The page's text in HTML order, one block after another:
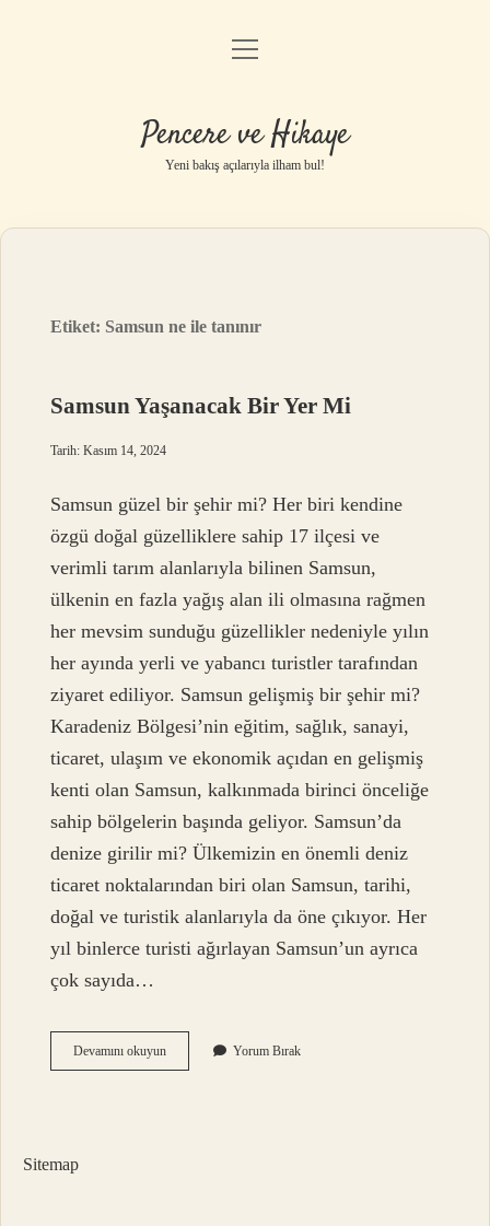
Anasayfa
Yasal Uyarı
menüyü
Pencere ve Hikaye
Yeni bakış açılarıyla ilham bul!
Etiket: Samsun ne ile tanınır
Samsun Yaşanacak Bir Yer Mi
Tarih: Kasım 14, 2024
Samsun güzel bir şehir mi? Her biri kendine
özgü doğal güzelliklere sahip 17 ilçesi ve
verimli tarım alanlarıyla bilinen Samsun,
ülkenin en fazla yağış alan ili olmasına rağmen
her mevsim sunduğu güzellikler nedeniyle yılın
her ayında yerli ve yabancı turistler tarafından
ziyaret ediliyor. Samsun gelişmiş bir şehir mi?
Karadeniz Bölgesi’nin eğitim, sağlık, sanayi,
ticaret, ulaşım ve ekonomik açıdan en gelişmiş
kenti olan Samsun, kalkınmada birinci önceliğe
sahip bölgelerin başında geliyor. Samsun’da
denize girilir mi? Ülkemizin en önemli deniz
ticaret noktalarından biri olan Samsun, tarihi,
doğal ve turistik alanlarıyla da öne çıkıyor. Her
yıl binlerce turisti ağırlayan Samsun’un ayrıca
çok sayıda…
Devamını okuyunSamsun
Yaşanacak
Yorum Bırak
Sitemap